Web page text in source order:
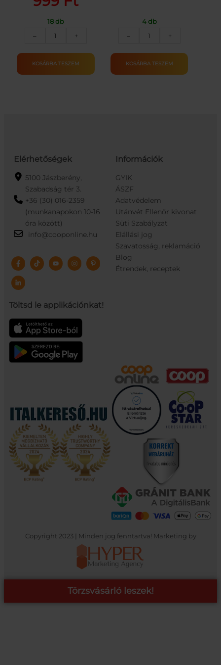
price
1650 Ft.
price
999 Ft.
18 db
–
HÁZIAS
400G
mennyiség
+
KOSÁRBA TESZEM
4 db
–
BONDUELLE
MEX.MÁRT.KUK.430G/
200G
+
KOSÁRBA TESZEM
Elérhetőségek
5100 Jászberény,
Szabadság tér 3.
+36 (30) 016-2359
(munkanapokon 10-16
óra között)
info@cooponline.hu
Töltsd le applikációnkat!
Információk
GYIK
ÁSZF
Adatvédelem
Utánvét Ellenőr kivonat
Süti Szabályzat
Elállási jog
Szavatosság, reklamáció
Blog
Étrendek, receptek
Copyright 2023 | Minden jog fenntartva! Marketing by
Törzsvásárló leszek!